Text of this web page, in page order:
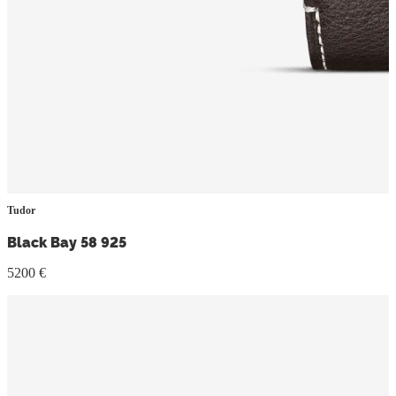
Tudor
Black Bay 58 925
5200 €